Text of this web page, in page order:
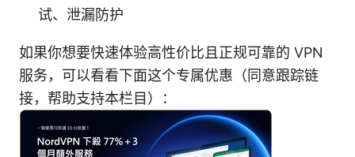
试、泄漏防护
如果你想要快速体验高性价比且正规可靠的 VPN
服务，可以看看下面这个专属优惠（同意跟踪链
接，帮助支持本栏目）：